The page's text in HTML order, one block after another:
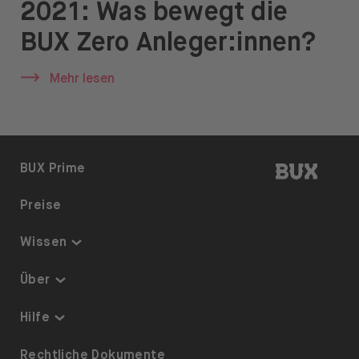
News & Insights
Prime
Sicherheit & Schutz
Über uns
2021: Was bewegt die
BUX Zero Anleger:innen?
Mehr lesen
BUX |
BUX Prime
Preise
Wissen
Thematisch investieren
Über
Sicherheit & Schutz
Hilfe
Barrierefreiheit
Rechtliche Dokumente